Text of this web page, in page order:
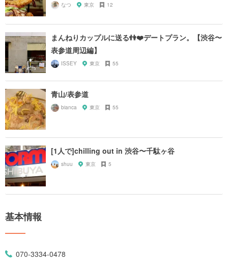
なつ 東京 12
まんねりカップルに送る👫❤️デートプラン。【渋谷〜
表参道周辺編】
ISSEY 東京 55
青山/表参道
bianca 東京 55
[1人で]chilling out in 渋谷〜千駄ヶ谷
shuu 東京 5
基本情報
070-3334-0478